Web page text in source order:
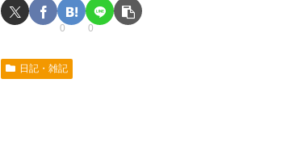
0 0
日記・雑記